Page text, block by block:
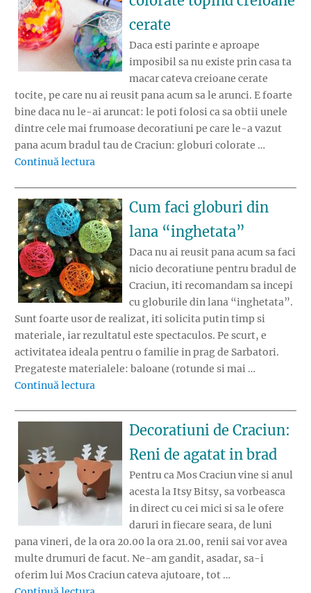
cerate
Daca esti parinte e aproape
imposibil sa nu existe prin casa ta
macar cateva creioane cerate
tocite, pe care nu ai reusit pana acum sa le arunci. E foarte
bine daca nu le-ai aruncat: le poti folosi ca sa obtii unele
dintre cele mai frumoase decoratiuni pe care le-a vazut
pana acum bradul tau de Craciun: globuri colorate …
Continuă lectura
Cum faci globuri din
lana “inghetata”
Daca nu ai reusit pana acum sa faci
nicio decoratiune pentru bradul de
Craciun, iti recomandam sa incepi
cu globurile din lana “inghetata”.
Sunt foarte usor de realizat, iti solicita putin timp si
materiale, iar rezultatul este spectaculos. Pe scurt, e
activitatea ideala pentru o familie in prag de Sarbatori.
Pregateste materialele: baloane (rotunde si mai …
Continuă lectura
Decoratiuni de Craciun:
Reni de agatat in brad
Pentru ca Mos Craciun vine si anul
acesta la Itsy Bitsy, sa vorbeasca
in direct cu cei mici si sa le ofere
daruri in fiecare seara, de luni
pana vineri, de la ora 20.00 la ora 21.00, renii sai vor avea
multe drumuri de facut. Ne-am gandit, asadar, sa-i
oferim lui Mos Craciun cateva ajutoare, tot …